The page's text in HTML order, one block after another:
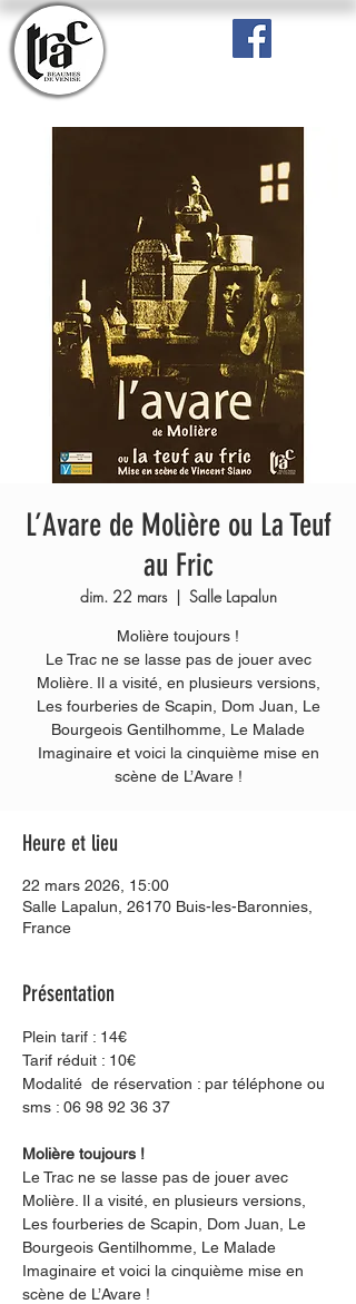
L’Avare de Molière ou La Teuf
au Fric
dim. 22 mars
  |
Salle Lapalun
Molière toujours !
Le Trac ne se lasse pas de jouer avec
Molière. Il a visité, en plusieurs versions,
Les fourberies de Scapin, Dom Juan, Le
Bourgeois Gentilhomme, Le Malade
Imaginaire et voici la cinquième mise en
Heure et lieu
22 mars 2026, 15:00
Salle Lapalun, 26170 Buis-les-Baronnies,
France
Présentation
Plein tarif : 14€
Tarif réduit : 10€
Modalité  de réservation : par téléphone ou
sms : 06 98 92 36 37
Molière toujours !
Le Trac ne se lasse pas de jouer avec
Molière. Il a visité, en plusieurs versions,
Les fourberies de Scapin, Dom Juan, Le
Bourgeois Gentilhomme, Le Malade
Imaginaire et voici la cinquième mise en
scène de L’Avare !